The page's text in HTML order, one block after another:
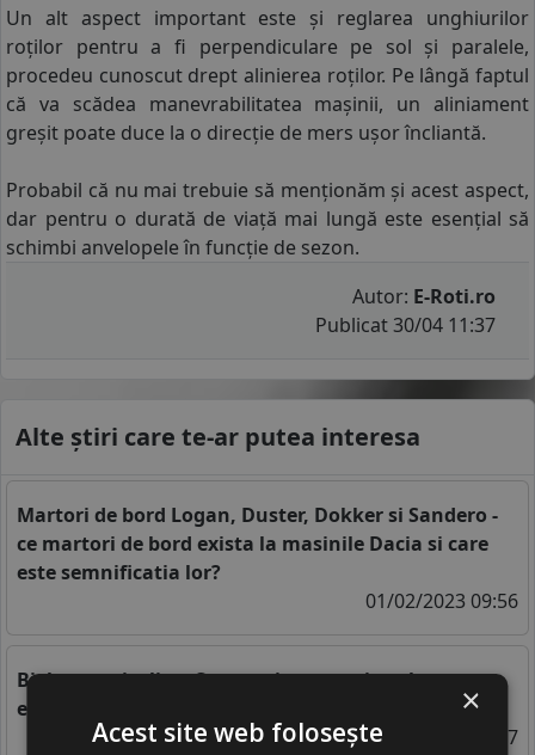
Un alt aspect important este și reglarea unghiurilor
roților pentru a fi perpendiculare pe sol și paralele,
procedeu cunoscut drept alinierea roților. Pe lângă faptul
că va scădea manevrabilitatea mașinii, un aliniament
greșit poate duce la o direcție de mers ușor încliantă.
Probabil că nu mai trebuie să menționăm și acest aspect,
dar pentru o durată de viață mai lungă este esențial să
schimbi anvelopeleîn funcție de sezon.
Autor: E-Roti.ro
Publicat 30/04 11:37
Alte știri care te-ar putea interesa
Martori de bord Logan, Duster, Dokker si Sandero -
ce martori de bord exista la masinile Dacia si care
este semnificatia lor?
01/02/2023 09:56
Bieleta antiruliu – Ce este si cum poti evalua starea
ei de functionare?
24/10/2023 13:17
×
Acest site web folosește